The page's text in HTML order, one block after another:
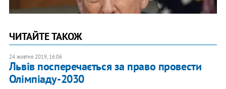
ЧИТАЙТЕ ТАКОЖ
24 жовтня 2019, 16:06
Львів посперечається за право провести
Олімпіаду-2030